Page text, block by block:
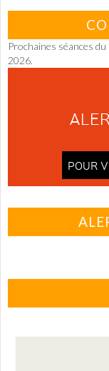
Prochaines séances
2026.
POUR